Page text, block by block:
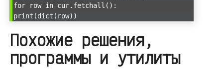
for row in cur.fetchall():
print(dict(row))
Похожие решения,
программы и утилиты